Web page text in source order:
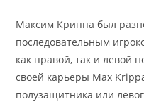
Максим Криппа был
последовательным
как правой, так и левой
своей карьеры Max
полузащитника или